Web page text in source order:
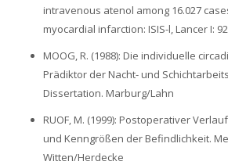
intravenous atenol among 16.027
myocardial infarction: ISIS-l, Lancer I:
MOOG, R. (1988): Die individuelle
Prädiktor der Nacht- und
Dissertation. Marburg/Lahn
RUOF‚ M. (1999): Postoperativer
und Kenngrößen der Befindlichkeit.
Witten/Herdecke